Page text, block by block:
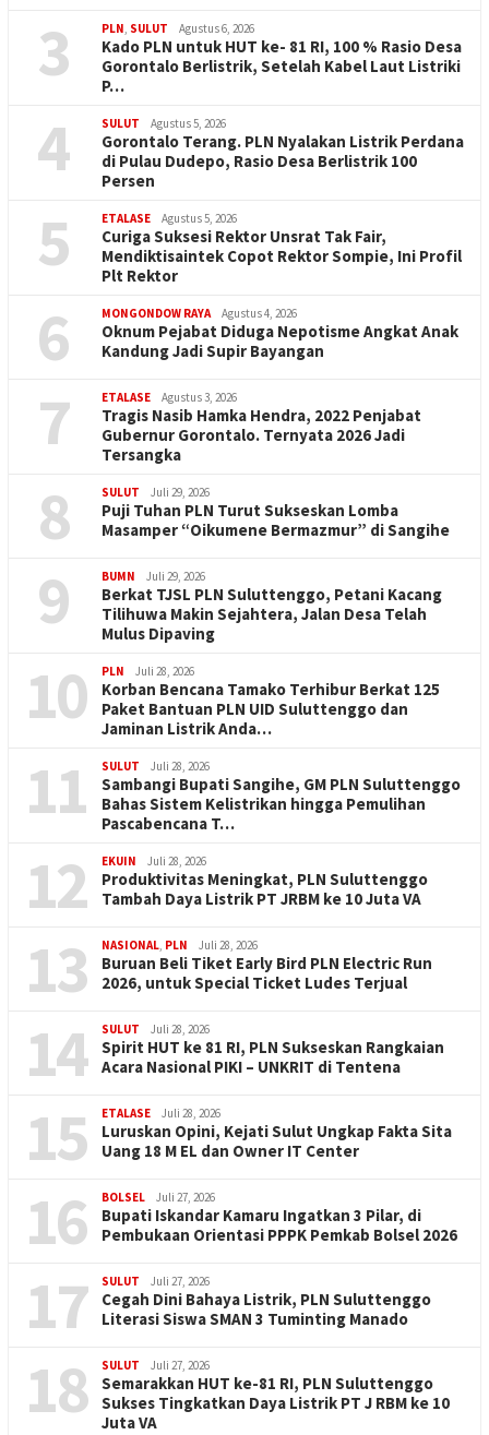
3 PLN, SULUT Agustus 6, 2026
Kado PLN untuk HUT ke- 81 RI, 100 % Rasio Desa
Gorontalo Berlistrik, Setelah Kabel Laut Listriki
P…
4 SULUT Agustus 5, 2026
Gorontalo Terang. PLN Nyalakan Listrik Perdana
di Pulau Dudepo, Rasio Desa Berlistrik 100
Persen
5 ETALASE Agustus 5, 2026
Curiga Suksesi Rektor Unsrat Tak Fair,
Mendiktisaintek Copot Rektor Sompie, Ini Profil
Plt Rektor
6 MONGONDOW RAYA Agustus 4, 2026
Oknum Pejabat Diduga Nepotisme Angkat Anak
Kandung Jadi Supir Bayangan
7 ETALASE Agustus 3, 2026
Tragis Nasib Hamka Hendra, 2022 Penjabat
Gubernur Gorontalo. Ternyata 2026 Jadi
Tersangka
8 SULUT Juli 29, 2026
Puji Tuhan PLN Turut Sukseskan Lomba
Masamper “Oikumene Bermazmur” di Sangihe
9 BUMN Juli 29, 2026
Berkat TJSL PLN Suluttenggo, Petani Kacang
Tilihuwa Makin Sejahtera, Jalan Desa Telah
Mulus Dipaving
10 PLN Juli 28, 2026
Korban Bencana Tamako Terhibur Berkat 125
Paket Bantuan PLN UID Suluttenggo dan
Jaminan Listrik Anda…
11 SULUT Juli 28, 2026
Sambangi Bupati Sangihe, GM PLN Suluttenggo
Bahas Sistem Kelistrikan hingga Pemulihan
Pascabencana T…
12 EKUIN Juli 28, 2026
Produktivitas Meningkat, PLN Suluttenggo
Tambah Daya Listrik PT JRBM ke 10 Juta VA
13 NASIONAL, PLN Juli 28, 2026
Buruan Beli Tiket Early Bird PLN Electric Run
2026, untuk Special Ticket Ludes Terjual
14 SULUT Juli 28, 2026
Spirit HUT ke 81 RI, PLN Sukseskan Rangkaian
Acara Nasional PIKI – UNKRIT di Tentena
15 ETALASE Juli 28, 2026
Luruskan Opini, Kejati Sulut Ungkap Fakta Sita
Uang 18 M EL dan Owner IT Center
16 BOLSEL Juli 27, 2026
Bupati Iskandar Kamaru Ingatkan 3 Pilar, di
Pembukaan Orientasi PPPK Pemkab Bolsel 2026
17 SULUT Juli 27, 2026
Cegah Dini Bahaya Listrik, PLN Suluttenggo
Literasi Siswa SMAN 3 Tuminting Manado
18 SULUT Juli 27, 2026
Semarakkan HUT ke-81 RI, PLN Suluttenggo
Sukses Tingkatkan Daya Listrik PT J RBM ke 10
Juta VA